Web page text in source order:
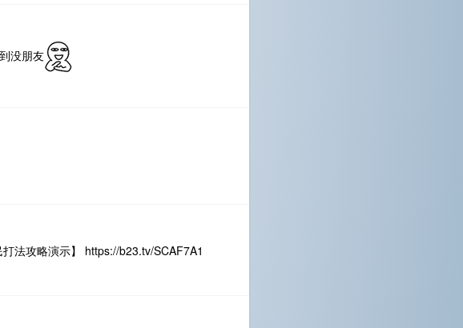
没朋友
法攻略演示】 https://b23.tv/SCAF7A1